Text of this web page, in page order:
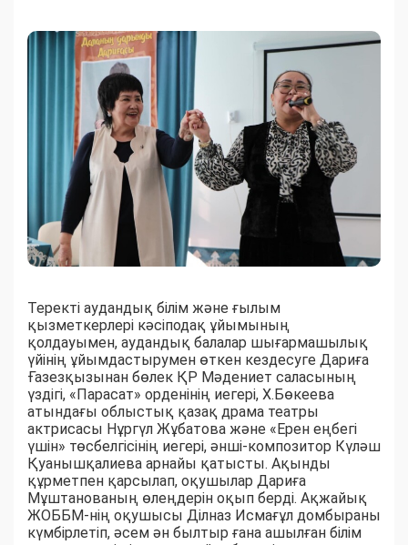
Теректі аудандық білім және ғылым
қызметкерлері кәсіподақ ұйымының
қолдауымен, аудандық балалар шығармашылық
үйінің ұйымдастырумен өткен кездесуге Дариға
Ғазезқызынан бөлек ҚР Мәдениет саласының
үздігі, «Парасат» орденінің иегері, Х.Бөкеева
атындағы облыстық қазақ драма театры
актрисасы Нұргүл Жұбатова және «Ерен еңбегі
үшін» төсбелгісінің иегері, әнші-композитор Күләш
Қуанышқалиева арнайы қатысты. Ақынды
құрметпен қарсылап, оқушылар Дариға
Мұштанованың өлеңдерін оқып берді. Ақжайық
ЖОББМ-нің оқушысы Ділназ Исмағұл домбыраны
күмбірлетіп, әсем ән былтыр ғана ашылған білім